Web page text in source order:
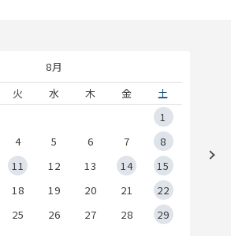
8月
火 水 木 金
土
1
4 5 6 7
8
11 12 13 14
15
18 19 20 21
22
25 26 27 28
29